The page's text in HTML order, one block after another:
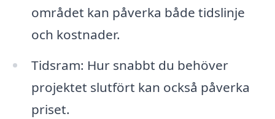
området kan påverka både tidslinje
och kostnader.
Tidsram: Hur snabbt du behöver
projektet slutfört kan också påverka
priset.